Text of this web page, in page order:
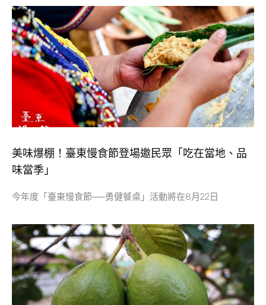
美味爆棚！臺東慢食節登場邀民眾「吃在當地、品
味當季」
今年度「臺東慢食節──勇健餐桌」活動將在8月22日